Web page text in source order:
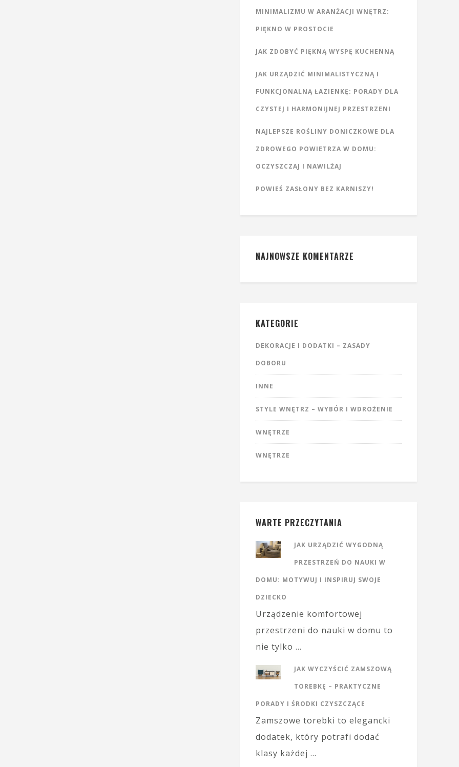
MINIMALIZMU W ARANŻACJI WNĘTRZ:
PIĘKNO W PROSTOCIE
JAK ZDOBYĆ PIĘKNĄ WYSPĘ KUCHENNĄ
JAK URZĄDZIĆ MINIMALISTYCZNĄ I
FUNKCJONALNĄ ŁAZIENKĘ: PORADY DLA
CZYSTEJ I HARMONIJNEJ PRZESTRZENI
NAJLEPSZE ROŚLINY DONICZKOWE DLA
ZDROWEGO POWIETRZA W DOMU:
OCZYSZCZAJ I NAWILŻAJ
POWIEŚ ZASŁONY BEZ KARNISZY!
NAJNOWSZE KOMENTARZE
KATEGORIE
DEKORACJE I DODATKI – ZASADY
DOBORU
INNE
STYLE WNĘTRZ – WYBÓR I WDROŻENIE
WNĘTRZE
WNĘTRZE
WARTE PRZECZYTANIA
JAK URZĄDZIĆ WYGODNĄ
PRZESTRZEŃ DO NAUKI W
DOMU: MOTYWUJ I INSPIRUJ SWOJE
DZIECKO
Urządzenie komfortowej
przestrzeni do nauki w domu to
nie tylko …
JAK WYCZYŚCIĆ ZAMSZOWĄ
TOREBKĘ – PRAKTYCZNE
PORADY I ŚRODKI CZYSZCZĄCE
Zamszowe torebki to elegancki
dodatek, który potrafi dodać
klasy każdej …